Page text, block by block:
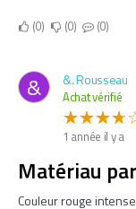
0 0 0
& &. Rousseau
Achat vérifié
1 année il y a
Matériau
Couleur rouge